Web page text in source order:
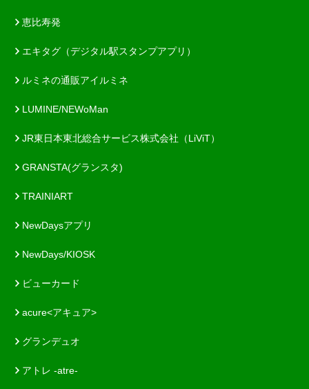
恵比寿発
エキタグ（デジタル駅スタンプアプリ）
ルミネの通販アイルミネ
LUMINE/NEWoMan
JR東日本東北総合サービス株式会社（LiViT）
GRANSTA(グランスタ)
TRAINIART
NewDaysアプリ
NewDays/KIOSK
ビューカード
acure<アキュア>
グランデュオ
アトレ -atre-